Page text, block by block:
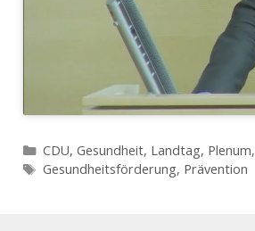
Kategorien
CDU, Gesundheit, Landtag, Plenum,
Schlagwörter
Gesundheitsförderung, Prävention